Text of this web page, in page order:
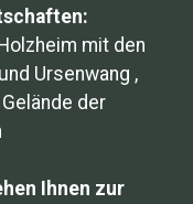
mit den
Ursenwang ,
der
Ihnen zur